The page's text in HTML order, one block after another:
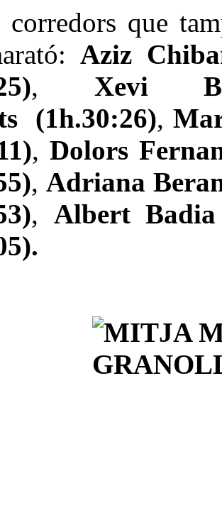
que
Aziz
, Xevi
(1h.30:26),
, Dolors
, Adriana
, Albert Badia